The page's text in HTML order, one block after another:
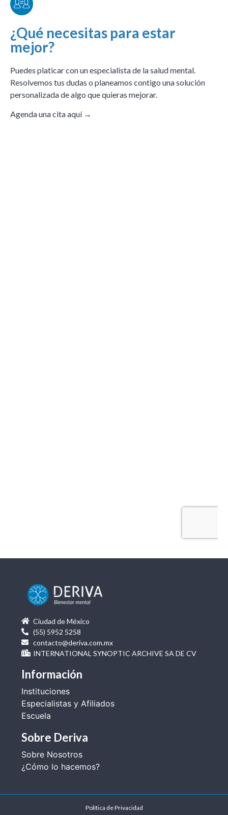
¿Qué necesitas para estar
mejor?
Puedes platicar con un especialista de la salud mental.
Resolvemos tus dudas o planeamos contigo una solución
personalizada de algo que quieras mejorar.
Agenda una cita aquí →
Ciudad de México
(55) 5952 5258
contacto@deriva.com.mx
INTERNATIONAL SYNOPTIC ARCHIVE SA DE CV
Información
Instituciones
Especialistas y Afiliados
Escuela
Sobre Deriva
Sobre Nosotros
¿Cómo lo hacemos?
Política de Privacidad